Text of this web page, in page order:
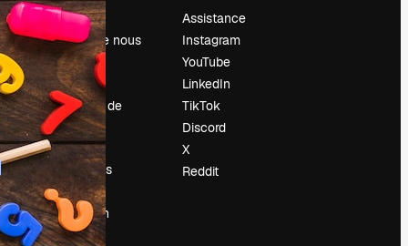
Prix
À propos de nous
Avis
Carrières
Tendances de
recherche
Blog
Événements
Slidesgo
Vendre mon
contenu
Assistance
Instagram
YouTube
LinkedIn
TikTok
Discord
X
Reddit